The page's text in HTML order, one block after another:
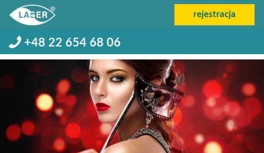
rejestracja
+48 22 654 68 06